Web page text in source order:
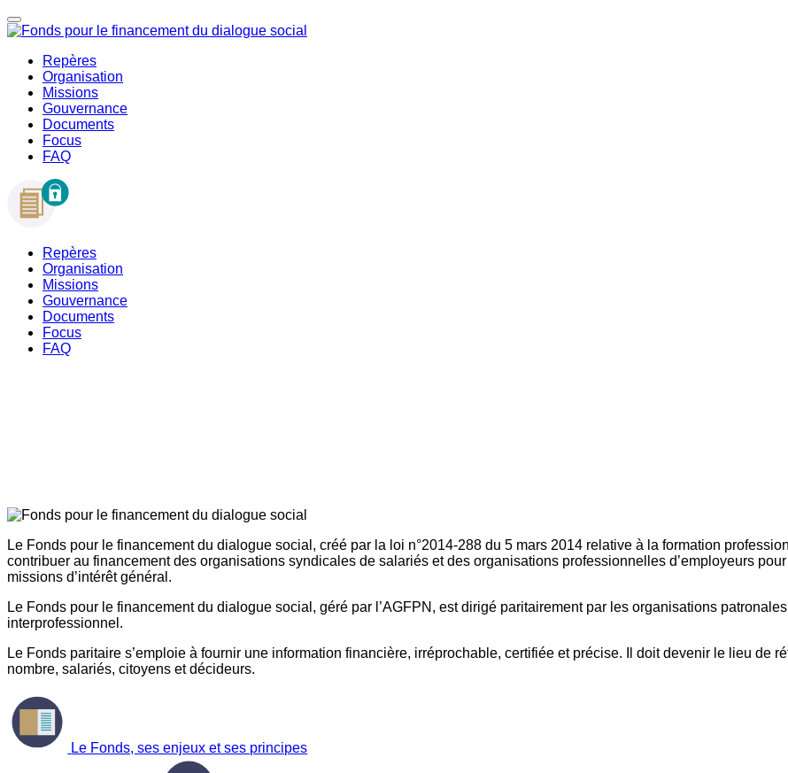
Repères
Organisation
Missions
Gouvernance
Documents
Focus
FAQ
Repères
Organisation
Missions
Gouvernance
Documents
Focus
FAQ
Le Fonds pour le financement du dialogue social, créé par la loi n°2014-288 du 5 mars 2014 relative à la formation
contribuer au financement des organisations syndicales de salariés et des organisations professionnelles d’employeurs
missions d’intérêt général.
Le Fonds pour le financement du dialogue social, géré par l’AGFPN, est dirigé paritairement par les organisations
interprofessionnel.
Le Fonds paritaire s’emploie à fournir une information financière, irréprochable, certifiée et précise. Il doit devenir le lieu de
nombre, salariés, citoyens et décideurs.
Le Fonds, ses enjeux et ses principes